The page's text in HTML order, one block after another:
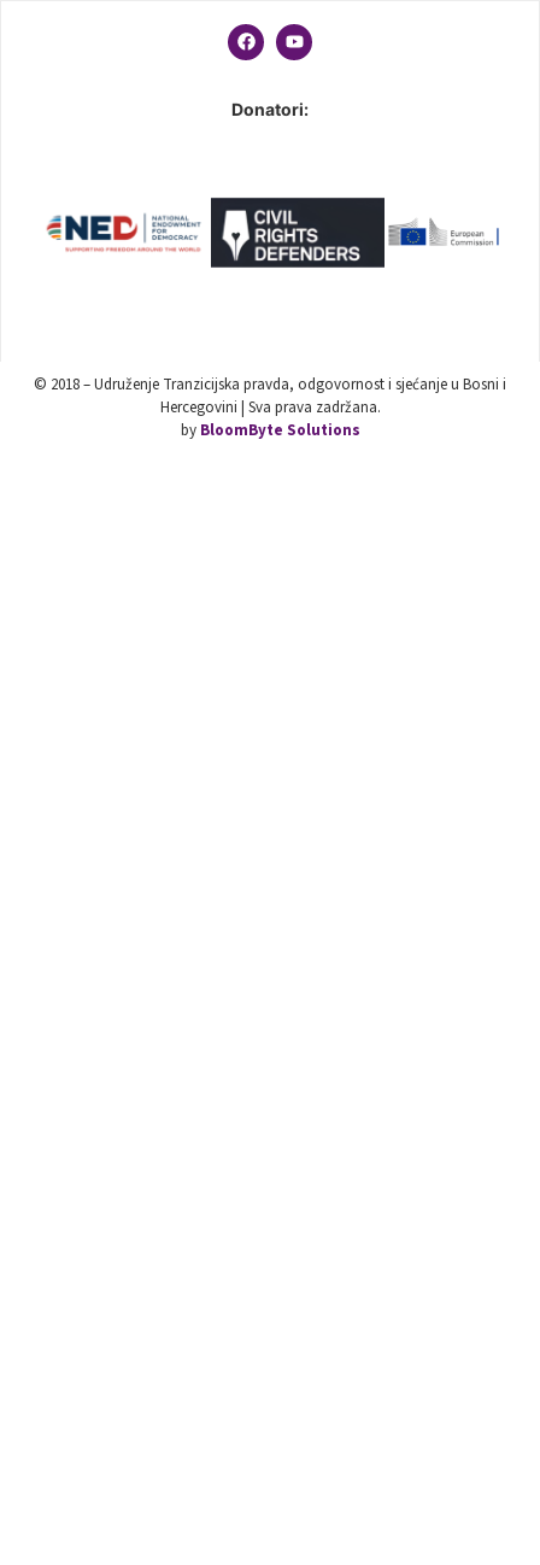
Donatori:
© 2018 – Udruženje Tranzicijska pravda, odgovornost i sjećanje u Bosni i
Hercegovini | Sva prava zadržana.
by BloomByte Solutions